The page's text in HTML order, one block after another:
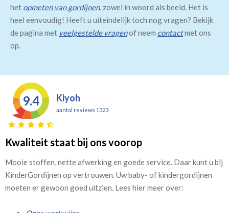
het opmeten van gordijnen, zowel in woord als beeld. Het is
heel eenvoudig! Heeft u uiteindelijk toch nog vragen? Bekijk
de pagina met veelgestelde vragenof neem contactmet ons
op.
9.4 Kiyoh
aantal reviews 1323
Kwaliteit staat bij ons voorop
Mooie stoffen, nette afwerking en goede service. Daar kunt u bij
KinderGordijnen op vertrouwen. Uw baby- of kindergordijnen
moeten er gewoon goed uitzien. Lees hier meer over: